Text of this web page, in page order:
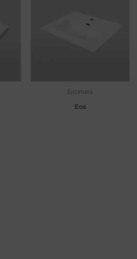
Encimera
Eos